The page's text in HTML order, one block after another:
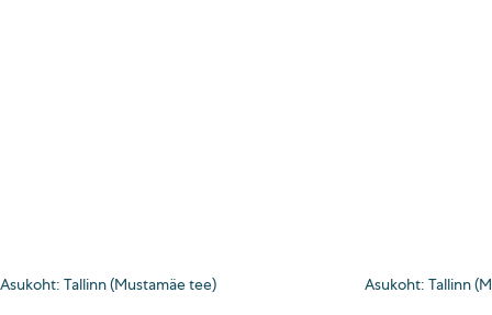
Asukoht: Tallinn (Mustamäe tee) Asukoht: Tallinn